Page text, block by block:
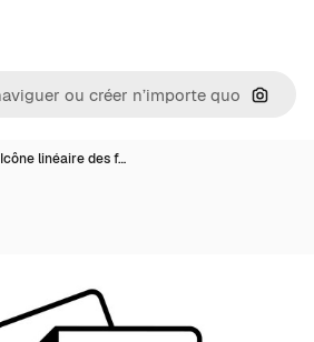
Icône linéaire des f…